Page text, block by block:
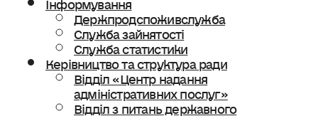
Держпродспоживслужба
Служба зайнятості
Служба статистики
Керівництво та структура ради
Відділ «Центр надання
адміністративних послуг»
Відділ з питань державного